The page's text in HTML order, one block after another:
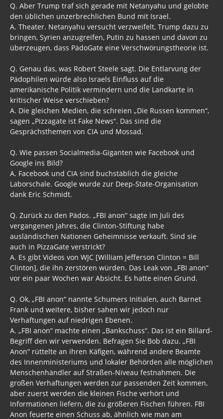
Q. Aber Trump traf sich gerade mit Netanyahu und gelobte
den üblichen unzerbrechlichen Bund mit Israel.
A. Theater. Netanyahu versucht verzweifelt, Trump dazu zu
bringen, Syrien anzugreifen, Putin zu hassen und davon zu
überzeugen, dass PädoGate eine Verschwörungstheorie ist.
Q. Genau das, was Robert Steele sagt. Die Entlarvung der
Pädophilen würde also Israels Einfluss auf die
amerikanische Politik vermindern und die Landkarte in
kritischer Weise verschieben?
A. Die gleichen Medien, die schreien „Die Russen kommen“,
sagen „Pizzagate ist Fake News“. Das sind die
Gesprächsthemen von CIA und Mossad.
Q. Wie passen Socialmedia-Giganten wie Facebook und
Google ins Bild?
A. Facebook und CIA sind buchstäblich die gleiche
Laborschale. Google wurde zur Deep-State-Organisation
dank Eric Schmidt.
Q. Zurück zu den Pädos. „FBI anon“ sagte im Juli des
vergangenen Jahres, die Clinton-Stiftung habe
ausländischen Nationen Geheimnisse verkauft. Sind sie
auch in PizzaGate verstrickt?
A. Es gibt Videos von WJC [William Jefferson Clinton = Bill
Clinton], die ihn zerstören würden. Das Leak von „FBI anon“
vor ein paar Wochen war Absicht. Es hatte einen Grund.
Q. Ok, „FBI anon“ nannte Schumers Initialen, auch Barnet
Frank und weitere, bisher sahen wir jedoch nur
Verhaftungen auf niedrigen Ebenen.
A. „FBI anon“ machte einen „Bankschuss“. Das ist ein Billard-
Begriff den wir verwenden. Befragen Sie Bob dazu. „FBI
Anon“ rüttelte an ihren Käfigen, während andere Beamte
des Innenministeriums und lokaler Behörden alle möglichen
Menschenhändler auf Straßen-Niveau festnahmen. Die
großen Verhaftungen werden zur passenden Zeit kommen,
aber zuerst werden die kleinen Fische verhört und
Informationen liefern, die zu größeren Fischen führen. FBI
Anon feuerte einen Schuss ab, ähnlich wie man am